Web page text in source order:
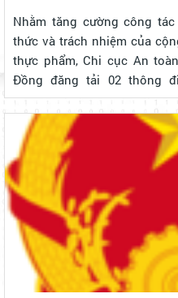
Nhằm tăng cường công
thức và trách nhiệm của
thực phẩm, Chi cục An
Đồng đăng tải 02 thông
“Tháng hành động vì an toàn
ứng “Tháng hành động vì an